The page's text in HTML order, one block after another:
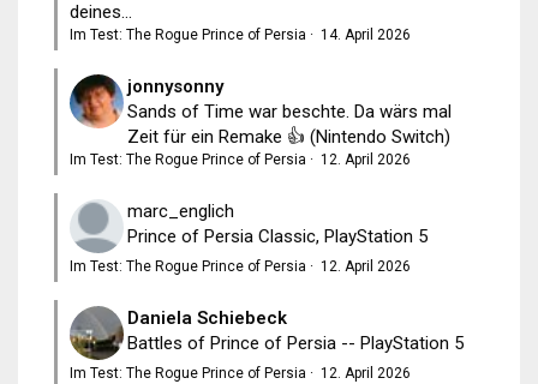
deines...
Im Test: The Rogue Prince of Persia · 14. April 2026
jonnysonny
Sands of Time war beschte. Da wärs mal
Zeit für ein Remake 👍 (Nintendo Switch)
Im Test: The Rogue Prince of Persia · 12. April 2026
marc_englich
Prince of Persia Classic, PlayStation 5
Im Test: The Rogue Prince of Persia · 12. April 2026
Daniela Schiebeck
Battles of Prince of Persia -- PlayStation 5
Im Test: The Rogue Prince of Persia · 12. April 2026